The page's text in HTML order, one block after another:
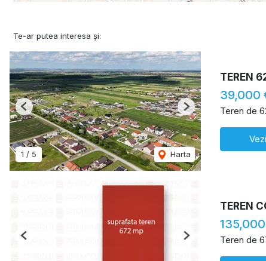
Te-ar putea interesa și:
1 / 5 Harta
Previous Next
TEREN
39,000
Teren de
Previous Next
TEREN
Teren de